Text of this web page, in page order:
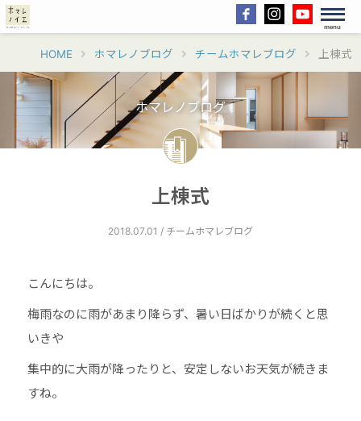
menu
HOME ホマレノブログ チームホマレブログ 上棟式
ホマレノブログ
上棟式
2018.07.01 / チームホマレブログ
こんにちは。
梅雨なのに雨があまり降らず、暑い日ばかりが続くと思
いきや
集中的に大雨が降ったりと、安定しないお天気が続きま
すね。